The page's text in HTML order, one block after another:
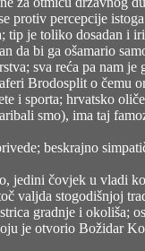
protiv percepcije
tip je toliko dosadan i
da bi ga ošamario
sva reća pa nam
Brodosplit o čemu
i sporta; hrvatsko
smo), ima taj
beskrajno
jedini čovjek u vladi
valjda stogodišnjoj
gradnje i okoliša;
je otvorio Božidar